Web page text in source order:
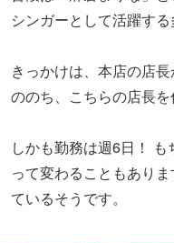
シンガーとして活躍する
きっかけは、本店の店
ののち、こちらの店長を
しかも勤務は週6日！
って変わることもあり
ているそうです。